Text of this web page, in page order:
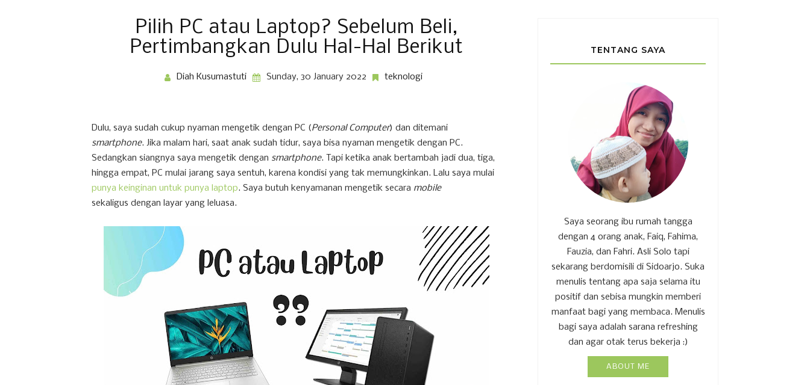
Pilih PC atau Laptop? Sebelum Beli,
Pertimbangkan Dulu Hal-Hal Berikut
Diah Kusumastuti Sunday, 30 January 2022 teknologi
Dulu, saya sudah cukup nyaman mengetik dengan PC (Personal Computer) dan ditemani
smartphone. Jika malam hari, saat anak sudah tidur, saya bisa nyaman mengetik dengan PC.
Sedangkan siangnya saya mengetik dengan smartphone. Tapi ketika anak bertambah jadi dua, tiga,
hingga empat, PC mulai jarang saya sentuh, karena kondisi yang tak memungkinkan. Lalu saya mulai
punya keinginan untuk punya laptop. Saya butuh kenyamanan mengetik secara mobile
sekaligus dengan layar yang leluasa.
TENTANG SAYA
Saya seorang ibu rumah tangga
dengan 4 orang anak, Faiq, Fahima,
Fauzia, dan Fahri. Asli Solo tapi
sekarang berdomisili di Sidoarjo. Suka
menulis tentang apa saja selama itu
positif dan sebisa mungkin memberi
manfaat bagi yang membaca. Menulis
bagi saya adalah sarana refreshing
dan agar otak terus bekerja :)
ABOUT ME